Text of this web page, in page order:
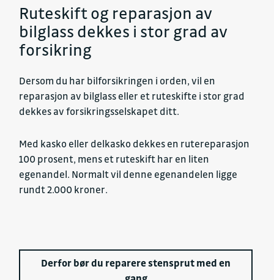
Ruteskift og reparasjon av
bilglass dekkes i stor grad av
forsikring
Dersom du har bilforsikringen i orden, vil en
reparasjon av bilglass eller et ruteskifte i stor grad
dekkes av forsikringsselskapet ditt.
Med kasko eller delkasko dekkes en rutereparasjon
100 prosent, mens et ruteskift har en liten
egenandel. Normalt vil denne egenandelen ligge
rundt 2.000 kroner.
Derfor bør du reparere stensprut med en